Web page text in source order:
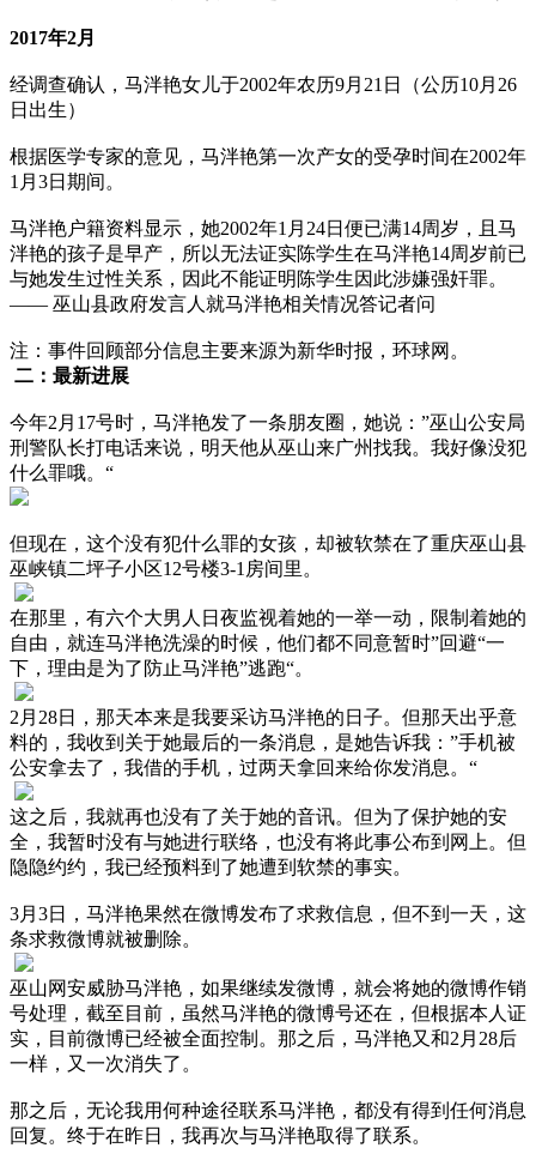
2017年2月
经调查确认，马泮艳女儿于2002年农历9月21日（公历10月26
日出生）
根据医学专家的意见，马泮艳第一次产女的受孕时间在2002年
1月3日期间。
马泮艳户籍资料显示，她2002年1月24日便已满14周岁，且马
泮艳的孩子是早产，所以无法证实陈学生在马泮艳14周岁前已
与她发生过性关系，因此不能证明陈学生因此涉嫌强奸罪。
—— 巫山县政府发言人就马泮艳相关情况答记者问
注：事件回顾部分信息主要来源为新华时报，环球网。
二：最新进展
今年2月17号时，马泮艳发了一条朋友圈，她说：”巫山公安局
刑警队长打电话来说，明天他从巫山来广州找我。我好像没犯
什么罪哦。“
但现在，这个没有犯什么罪的女孩，却被软禁在了重庆巫山县
巫峡镇二坪子小区12号楼3-1房间里。
在那里，有六个大男人日夜监视着她的一举一动，限制着她的
自由，就连马泮艳洗澡的时候，他们都不同意暂时”回避“一
下，理由是为了防止马泮艳”逃跑“。
2月28日，那天本来是我要采访马泮艳的日子。但那天出乎意
料的，我收到关于她最后的一条消息，是她告诉我：”手机被
公安拿去了，我借的手机，过两天拿回来给你发消息。“
这之后，我就再也没有了关于她的音讯。但为了保护她的安
全，我暂时没有与她进行联络，也没有将此事公布到网上。但
隐隐约约，我已经预料到了她遭到软禁的事实。
3月3日，马泮艳果然在微博发布了求救信息，但不到一天，这
条求救微博就被删除。
巫山网安威胁马泮艳，如果继续发微博，就会将她的微博作销
号处理，截至目前，虽然马泮艳的微博号还在，但根据本人证
实，目前微博已经被全面控制。那之后，马泮艳又和2月28后
一样，又一次消失了。
那之后，无论我用何种途径联系马泮艳，都没有得到任何消息
回复。终于在昨日，我再次与马泮艳取得了联系。